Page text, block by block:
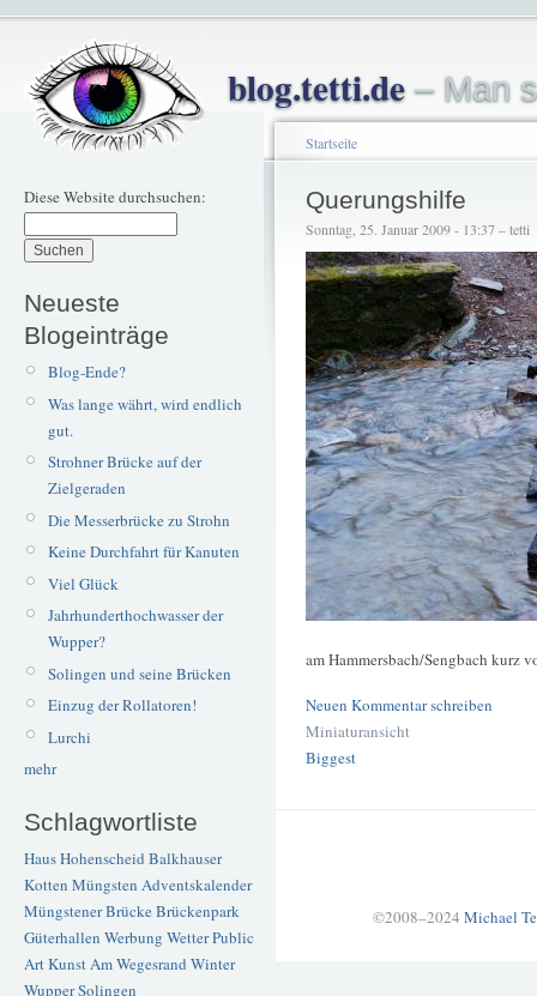
blog.tetti.de– Man
Diese Website durchsuchen:
Neueste
Blogeinträge
Blog-Ende?
Was lange währt, wird endlich
gut.
Strohner Brücke auf der
Zielgeraden
Die Messerbrücke zu Strohn
Keine Durchfahrt für Kanuten
Viel Glück
Jahrhunderthochwasser der
Wupper?
Solingen und seine Brücken
Einzug der Rollatoren!
Lurchi
mehr
Schlagwortliste
Haus Hohenscheid Balkhauser
Kotten Müngsten Adventskalender
Müngstener BrückeBrückenpark
Güterhallen Werbung WetterPublic
ArtKunstAm Wegesrand Winter
WupperSolingen
Startseite
Querungshilfe
Sonntag, 25. Januar 2009 - 13:37 – tetti
am Hammersbach/Sengbach kurz
Neuen Kommentar schreiben
Miniaturansicht
Biggest
©2008–2024 Michael